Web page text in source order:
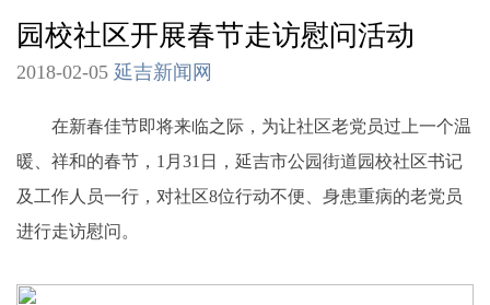
园校社区开展春节走访慰问活动
2018-02-05 延吉新闻网
在新春佳节即将来临之际，为让社区老党员过上一个温
暖、祥和的春节，1月31日，延吉市公园街道园校社区书记
及工作人员一行，对社区8位行动不便、身患重病的老党员
进行走访慰问。